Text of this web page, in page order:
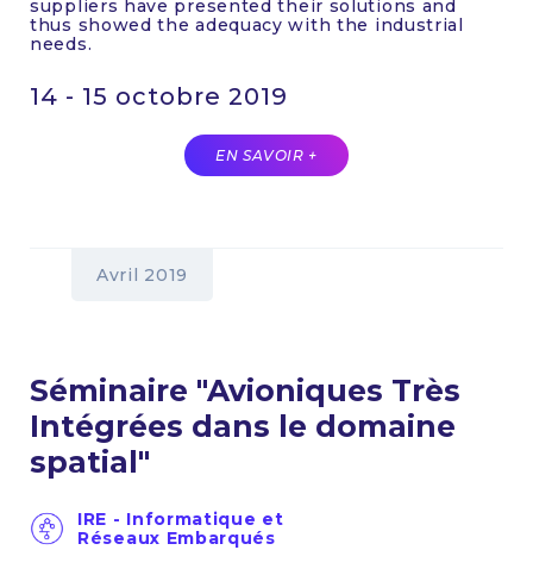
14 - 15 octobre 2019
suppliers have presented their solutions and
thus showed the adequacy with the industrial
needs.
EN SAVOIR +
Avril 2019
Séminaire "Avioniques Très
Intégrées dans le domaine
spatial"
IRE - Informatique et
Réseaux Embarqués